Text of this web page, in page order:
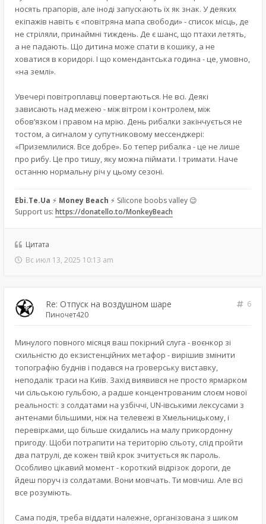
носять прапорів, але іноді запускають їх як знак. У деяких
екіпажів навіть є «повітряна мапа свободи» - список місць, де
не стріляли, принаймні тиждень. Де є шанс, що птахи летять,
а не падають. Що дитина може спати в кошику, а не
ховатися в коридорі. І що комендантська година - це, умовно,
«на землі».
Увечері повітроплавці повертаються. Не всі. Деякі
зависають над межею - між вітром і контролем, між
обов’язком і правом на мрію. День рибалки закінчується не
тостом, а сигналом у супутниковому мессенджері:
«Приземлилися. Все добре». Бо тепер рибалка - це не лише
про рибу. Це про тишу, яку можна піймати. І тримати. Наче
останню нормальну річ у цьому сезоні.
Ebi.Te.Ua ⚡ Money Beach ⚡ Silicone boobs valley 😉
Support us: https://donatello.to/MonkeyBeach
Цитата
Вс июл 13, 2025 10:13 am
Re: Отпуск на воздушном шаре
6
Пиночет420
Минулого повного місяця ваш покірний слуга - воєнкор зі
схильністю до екзистенційних метафор - вирішив змінити
топографію буднів і подався на гроверську виставку,
неподалік траси на Київ. Захід виявився не просто ярмарком
чи сільською гульбою, а радше концентрованим слоєм нової
реальності: з солдатами на узбіччі, UN-івськими лексусами з
антенами більшими, ніж на телевежі в Хмельницькому, і
перевірками, що більше скидались на малу прикордонну
пригоду. Щоби потрапити на територію сльоту, слід пройти
два патрулі, де кожен твій крок зчитується як пароль.
Особливо цікавий момент - короткий відрізок дороги, де
йдеш поруч із солдатами. Вони мовчать. Ти мовчиш. Але всі
все розуміють.
Сама подія, треба віддати належне, організована з шиком